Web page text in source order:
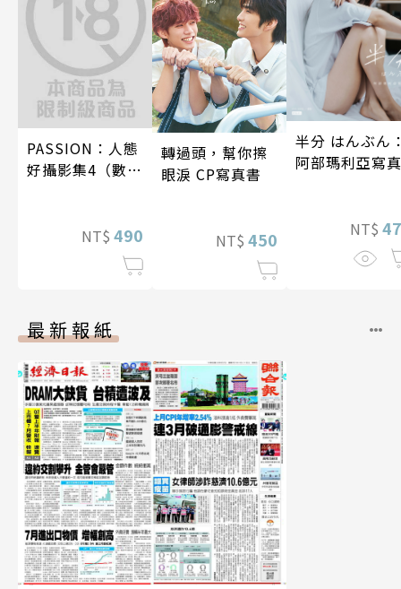
PASSION：人態
好攝影集4（數位
NT$ 490
轉過頭，幫你擦
眼淚 CP寫真書
NT$ 450
半分 はんぶん
阿部瑪利亞寫真
NT$
最新報紙